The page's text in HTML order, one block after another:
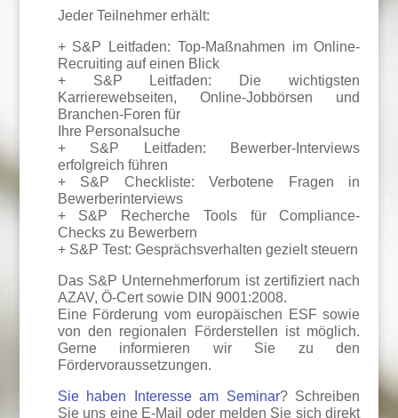
Jeder Teilnehmer erhält:
+ S&P Leitfaden: Top-Maßnahmen im Online-
Recruiting auf einen Blick
+ S&P Leitfaden: Die wichtigsten
Karrierewebseiten, Online-Jobbörsen und
Branchen-Foren für
Ihre Personalsuche
+ S&P Leitfaden: Bewerber-Interviews
erfolgreich führen
+ S&P Checkliste: Verbotene Fragen in
Bewerberinterviews
+ S&P Recherche Tools für Compliance-
Checks zu Bewerbern
+ S&P Test: Gesprächsverhalten gezielt steuern
Das S&P Unternehmerforum ist zertifiziert nach
AZAV, Ö-Cert sowie DIN 9001:2008.
Eine Förderung vom europäischen ESF sowie
von den regionalen Förderstellen ist möglich.
Gerne informieren wir Sie zu den
Fördervoraussetzungen.
Sie haben Interesse am Seminar? Schreiben
Sie uns eine E-Mail oder melden Sie sich direkt